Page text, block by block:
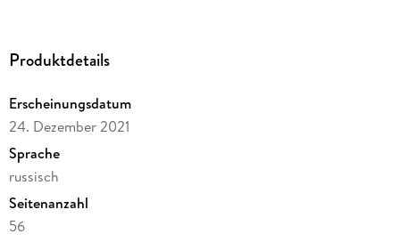
Internacional del Trópico Americano -UNITROPICO) w
metodicheskogo predlozheniq po primeneniü smeshannyh
issledowanij dlq razrabotki diplomnogo proekta studentow
poslednego kursa.
Produktdetails
Erscheinungsdatum
24. Dezember 2021
Sprache
russisch
Seitenanzahl
56